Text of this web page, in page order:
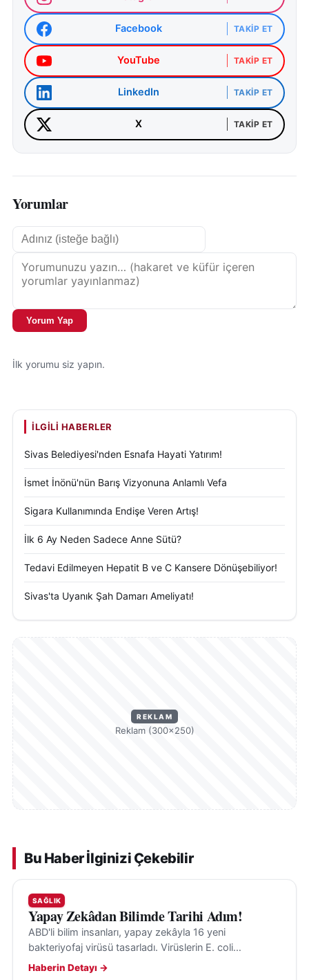
Facebook TAKIP ET
YouTube TAKIP ET
LinkedIn TAKIP ET
X TAKIP ET
Yorumlar
Yorum Yap
İlk yorumu siz yapın.
İLGILI HABERLER
Sivas Belediyesi'nden Esnafa Hayati Yatırım!
İsmet İnönü'nün Barış Vizyonuna Anlamlı Vefa
Sigara Kullanımında Endişe Veren Artış!
İlk 6 Ay Neden Sadece Anne Sütü?
Tedavi Edilmeyen Hepatit B ve C Kansere Dönüşebiliyor!
Sivas'ta Uyanık Şah Damarı Ameliyatı!
REKLAM
Reklam (300×250)
Bu Haber İlginizi Çekebilir
SAĞLIK
Yapay Zekâdan Bilimde Tarihi Adım!
ABD'li bilim insanları, yapay zekâyla 16 yeni
bakteriyofaj virüsü tasarladı. Virüslerin E. coli
bakterilerini hedef aldığı ve insanlara tehdit
Haberin Detayı →